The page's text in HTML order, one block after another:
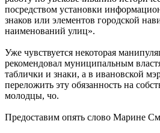
посредством установки
знаков или элементов городской
наименований улиц».
Уже чувствуется некоторая
рекомендовал муниципальным
таблички и знаки, а в ивановской
переложить эту обязанность на
молодцы, чо.
Предоставим опять слово Марине